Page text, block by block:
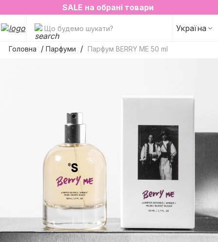
2=3 на улюблені аромати для простору✨
SALE на обрані товари
Що будемо шукати? Україна
Головна Парфуми Парфум BERRY ME 50 ml